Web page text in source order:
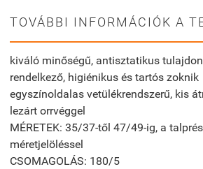
TOVÁBBI INFORMÁCIÓK A
kiváló minőségű, antisztatikus
rendelkező, higiénikus és tartós zoknik
egyszínoldalas vetülékrendszerű, kis
lezárt orrvéggel
MÉRETEK: 35/37-től 47/49-ig, a
méretjelöléssel
CSOMAGOLÁS: 180/5